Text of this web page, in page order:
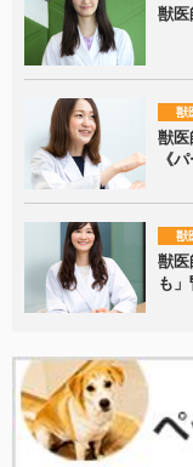
獣
獣
獣
《
獣
獣医
も